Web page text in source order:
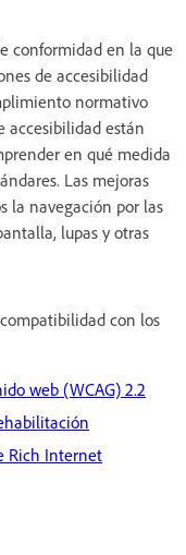
conformidad en la que
de accesibilidad
normativo
accesibilidad están
en qué medida
Las mejoras
la navegación por las
lupas y otras
con los
web (WCAG) 2.2
Rich Internet